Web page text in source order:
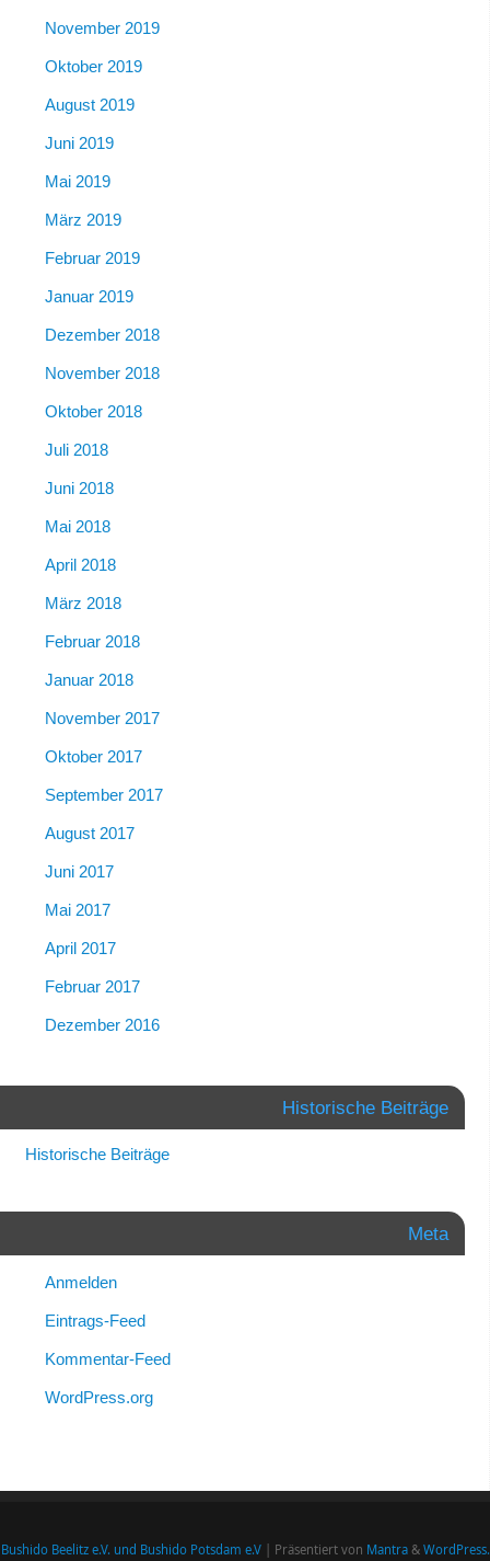
November 2019
Oktober 2019
August 2019
Juni 2019
Mai 2019
März 2019
Februar 2019
Januar 2019
Dezember 2018
November 2018
Oktober 2018
Juli 2018
Juni 2018
Mai 2018
April 2018
März 2018
Februar 2018
Januar 2018
November 2017
Oktober 2017
September 2017
August 2017
Juni 2017
Mai 2017
April 2017
Februar 2017
Dezember 2016
Historische Beiträge
Historische Beiträge
Meta
Anmelden
Eintrags-Feed
Kommentar-Feed
WordPress.org
Bushido Beelitz e.V. und Bushido Potsdam e.V| Präsentiert von Mantra& WordPress.